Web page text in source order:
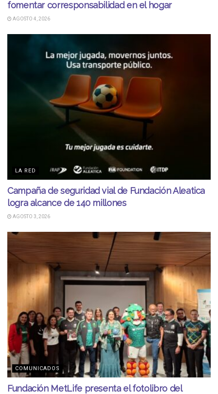
fomentar corresponsabilidad en el hogar
AGOSTO 4, 2026
LA RED
Campaña de seguridad vial de Fundación Aleatica
logra alcance de 140 millones
AGOSTO 3, 2026
COMUNICADOS
Fundación MetLife presenta el fotolibro del